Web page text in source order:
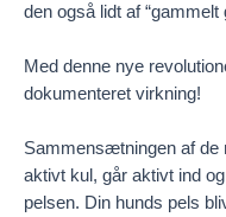
den også lidt af
Med denne nye
dokumenteret virkning!
Sammensætningen af de
aktivt kul, går aktivt ind
pelsen. Din hunds pels